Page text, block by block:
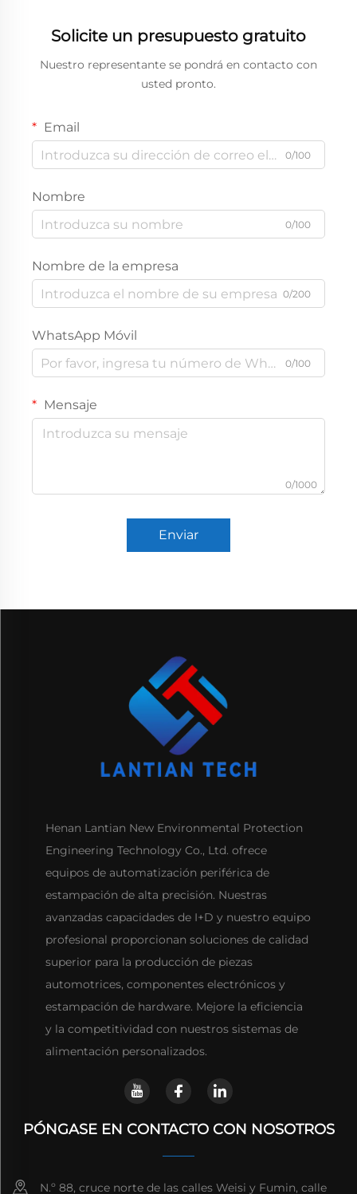
Solicite un presupuesto gratuito
Nuestro representante se pondrá en contacto con
usted pronto.
Email
0/100
Nombre
0/100
Nombre de la empresa
0/200
WhatsApp Móvil
0/100
Mensaje
0/1000
Enviar
Henan Lantian New Environmental Protection
Engineering Technology Co., Ltd. ofrece
equipos de automatización periférica de
estampación de alta precisión. Nuestras
avanzadas capacidades de I+D y nuestro equipo
profesional proporcionan soluciones de calidad
superior para la producción de piezas
automotrices, componentes electrónicos y
estampación de hardware. Mejore la eficiencia
y la competitividad con nuestros sistemas de
alimentación personalizados.
PÓNGASE EN CONTACTO CON NOSOTROS
N.º 88, cruce norte de las calles Weisi y Fumin, calle